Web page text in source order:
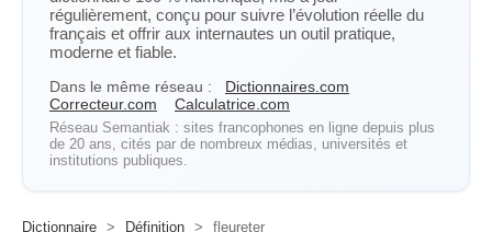
régulièrement, conçu pour suivre l’évolution réelle du
français et offrir aux internautes un outil pratique,
moderne et fiable.
Dans le même réseau :
Dictionnaires.com
Correcteur.com
Calculatrice.com
Réseau Semantiak : sites francophones en ligne depuis plus
de 20 ans, cités par de nombreux médias, universités et
institutions publiques.
Dictionnaire > Définition > fleureter